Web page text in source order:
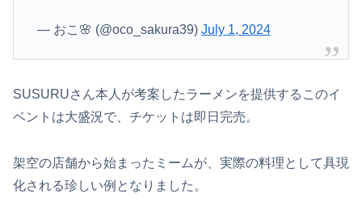
— おこ🌸 (@oco_sakura39) July 1, 2024
SUSURUさん本人が考案したラーメンを提供するこのイ
ベントは大盛況で、チケットは即日完売。
架空の店舗から始まったミームが、実際の料理として具現
化される珍しい例となりました。